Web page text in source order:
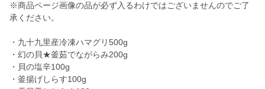
※商品ページ画像の品が必ず入るわけではございませんのでご了
承ください。
・九十九里産冷凍ハマグリ500g
・幻の貝★釜茹でながらみ200g
・貝の塩辛100g
・釜揚げしらす100g